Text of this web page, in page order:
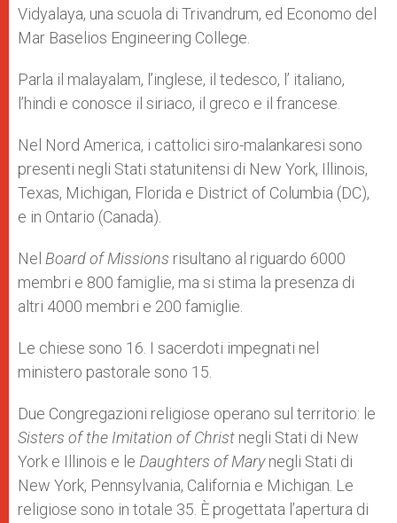
Vidyalaya, una scuola di Trivandrum, ed Economo del
Mar Baselios Engineering College.
Parla il malayalam, l’inglese, il tedesco, l’ italiano,
l’hindi e conosce il siriaco, il greco e il francese.
Nel Nord America, i cattolici siro-malankaresi sono
presenti negli Stati statunitensi di New York, Illinois,
Texas, Michigan, Florida e District of Columbia (DC),
e in Ontario (Canada).
Nel Board of Missions risultano al riguardo 6000
membri e 800 famiglie, ma si stima la presenza di
altri 4000 membri e 200 famiglie.
Le chiese sono 16. I sacerdoti impegnati nel
ministero pastorale sono 15.
Due Congregazioni religiose operano sul territorio: le
Sisters of the Imitation of Christ negli Stati di New
York e Illinois e le Daughters of Marynegli Stati di
New York, Pennsylvania, California e Michigan. Le
religiose sono in totale 35. È progettata l’apertura di